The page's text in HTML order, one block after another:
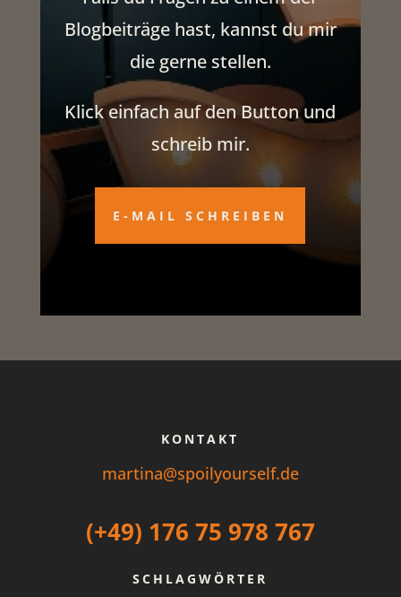
Blogbeiträge hast, kannst du mir
die gerne stellen.
Klick einfach auf den Button und
schreib mir.
E-MAIL SCHREIBEN
KONTAKT
martina@spoilyourself.de
(+49) 176 75 978 767
SCHLAGWÖRTER